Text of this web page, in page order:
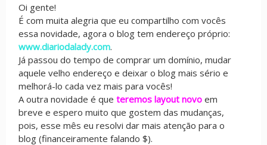
Oi gente!
É com muita alegria que eu compartilho com vocês
essa novidade, agora o blog tem endereço próprio:
www.diariodalady.com.
Já passou do tempo de comprar um domínio, mudar
aquele velho endereço e deixar o blog mais sério e
melhorá-lo cada vez mais para vocês!
A outra novidade é que teremos layout novo em
breve e espero muito que gostem das mudanças,
pois, esse mês eu resolvi dar mais atenção para o
blog (financeiramente falando $).